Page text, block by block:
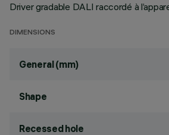
Driver gradable DALI raccordé à
DIMENSIONS
General (mm)
Shape
Recessed hole